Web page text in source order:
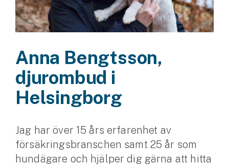
ATV-försäkring
Husvagnsförsäkring
Motorcykel
Märkesförsäkringar
Båt
Anna Bengtsson,
djurombud i
Helsingborg
Jag har över 15 års erfarenhet av
försäkringsbranschen samt 25 år som
hundägare och hjälper dig gärna att hitta